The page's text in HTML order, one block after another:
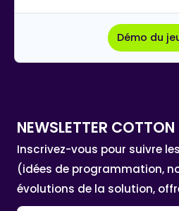
Démo du
NEWSLETTER COTTON
Inscrivez-vous pour suivre
(idées de programmation,
évolutions de la solution,